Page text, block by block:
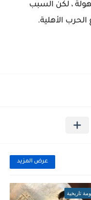
، لكن السبب
الحرب الأهلية.
عرض المزيد
تاريخية